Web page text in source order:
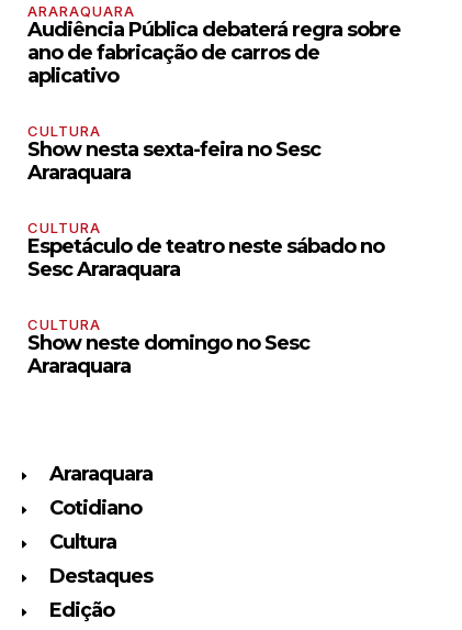
ARARAQUARA
Audiência Pública debaterá regra sobre
ano de fabricação de carros de
aplicativo
CULTURA
Show nesta sexta-feira no Sesc
Araraquara
CULTURA
Espetáculo de teatro neste sábado no
Sesc Araraquara
CULTURA
Show neste domingo no Sesc
Araraquara
Araraquara
Cotidiano
Cultura
Destaques
Edição